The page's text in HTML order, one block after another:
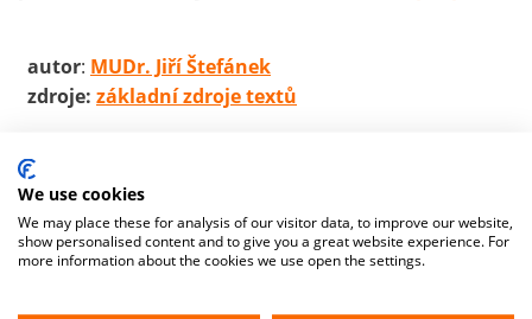
autor: MUDr. Jiří Štefánek
zdroje: základní zdroje textů
We use cookies
We may place these for analysis of our visitor data, to improve our website,
show personalised content and to give you a great website experience. For
more information about the cookies we use open the settings.